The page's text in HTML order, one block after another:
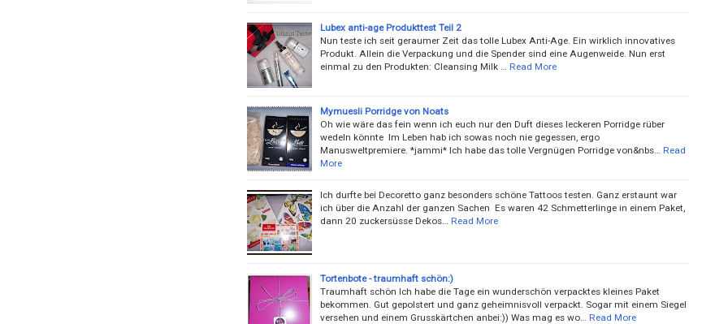
Lubex anti-age Produkttest Teil 2
Nun teste ich seit geraumer Zeit das tolle Lubex Anti-Age. Ein wirklich innovatives
Produkt. Allein die Verpackung und die Spender sind eine Augenweide. Nun erst
einmal zu den Produkten: Cleansing Milk …
Read More
Mymuesli Porridge von Noats
Oh wie wäre das fein wenn ich euch nur den Duft dieses leckeren Porridge rüber
wedeln könnte Im Leben hab ich sowas noch nie gegessen, ergo
Manusweltpremiere. *jammi* Ich habe das tolle Vergnügen Porridge von&nbs…
Read
More
Ich durfte bei Decoretto ganz besonders schöne Tattoos testen. Ganz erstaunt war
ich über die Anzahl der ganzen Sachen Es waren 42 Schmetterlinge in einem Paket,
dann 20 zuckersüsse Dekos…
Read More
Tortenbote - traumhaft schön:)
Traumhaft schön Ich habe die Tage ein wunderschön verpacktes kleines Paket
bekommen. Gut gepolstert und ganz geheimnisvoll verpackt. Sogar mit einem Siegel
versehen und einem Grusskärtchen anbei:)) Was mag es wo…
Read More